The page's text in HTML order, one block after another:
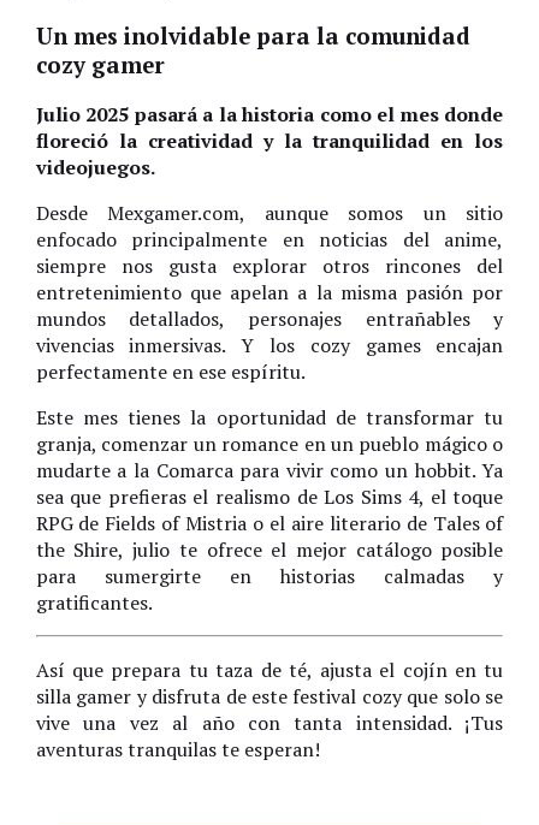
Un mes inolvidable para la comunidad
cozy gamer
Julio 2025 pasará a la historia como el mes donde
floreció la creatividad y la tranquilidad en los
videojuegos.
Desde Mexgamer.com, aunque somos un sitio
enfocado principalmente en noticias del anime,
siempre nos gusta explorar otros rincones del
entretenimiento que apelan a la misma pasión por
mundos detallados, personajes entrañables y
vivencias inmersivas. Y los cozy games encajan
perfectamente en ese espíritu.
Este mes tienes la oportunidad de transformar tu
granja, comenzar un romance en un pueblo mágico o
mudarte a la Comarca para vivir como un hobbit. Ya
sea que prefieras el realismo de Los Sims 4, el toque
RPG de Fields of Mistria o el aire literario de Tales of
the Shire, julio te ofrece el mejor catálogo posible
para sumergirte en historias calmadas y
gratificantes.
Así que prepara tu taza de té, ajusta el cojín en tu
silla gamer y disfruta de este festival cozy que solo se
vive una vez al año con tanta intensidad. ¡Tus
aventuras tranquilas te esperan!